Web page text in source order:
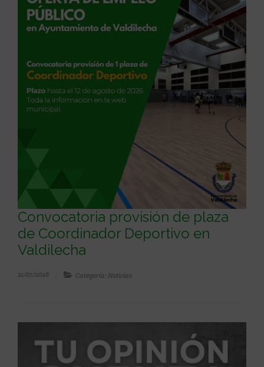
Convocatoria provisión de plaza
de Coordinador Deportivo en
Valdilecha
21/07/2026 Categoría: Noticias